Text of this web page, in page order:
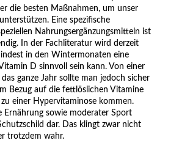
die besten Maßnahmen, um unser
Eine spezifische
Nahrungsergänzungsmitteln ist
In der Fachliteratur wird derzeit
in den Wintermonaten eine
D sinnvoll sein kann. Von einer
ganze Jahr sollte man jedoch sicher
Bezug auf die fettlöslichen Vitamine
einer Hypervitaminose kommen.
Ernährung sowie moderater Sport
dar. Das klingt zwar nicht
trotzdem wahr.